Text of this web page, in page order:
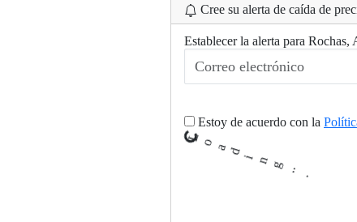
Cree su alerta de caída de
Establecer la alerta para
Estoy de acuerdo con la
L
o
n
g
.
.
.